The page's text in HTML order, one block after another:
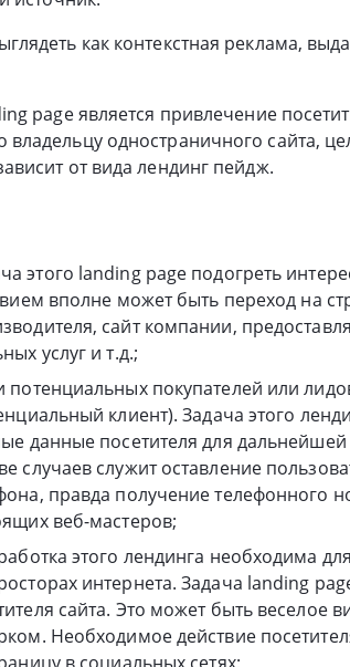
как контекстная реклама,
page является привлечение
одностраничного сайта,
от вида лендинг пейдж.
этого landing page подогреть
вполне может быть переход на
сайт компании,
услуг и т.д.;
потенциальных покупателей или
клиент). Задача этого
данные посетителя для
случаев служит оставление
правда получение телефонного
веб-мастеров;
этого лендинга необходима
интернета. Задача landing
сайта. Это может быть веселое
Необходимое действие
в социальных сетях;